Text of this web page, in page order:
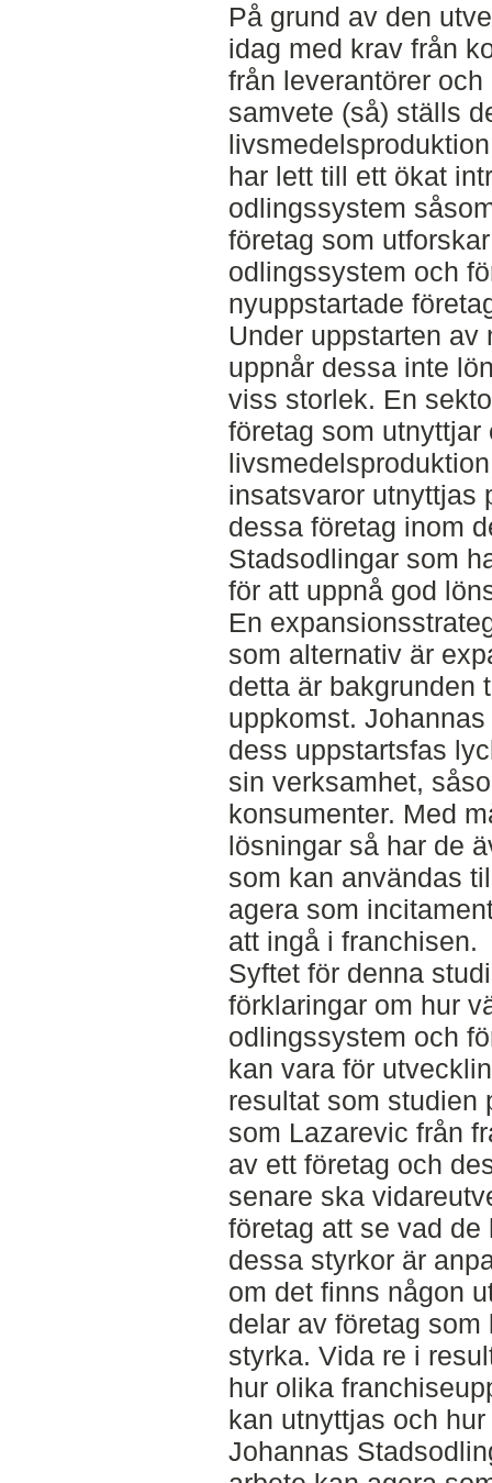
På grund av den
idag med krav från
från leverantörer
samvete (så) ställs
har lett till ett ökat
odlingssystem
företag som
odlingssystem och
nyuppstartade
Under uppstarten av
uppnår dessa inte
viss storlek. En
företag som
insatsvaror utnyttjas
dessa företag inom
Stadsodlingar som
för att uppnå god
En
som alternativ är
detta är bakgrunden
uppkomst.
dess uppstartsfas
sin verksamhet,
konsumenter. Med
lösningar så har de
som kan användas
agera som
att ingå i franchisen.
Syftet för denna
förklaringar om hur
odlingssystem och
kan vara för
resultat som studien
som Lazarevic från
av ett företag och
senare ska
företag att se vad
dessa styrkor är
om det finns någon
delar av företag
styrka. Vida re i
hur olika
kan utnyttjas och
Johannas